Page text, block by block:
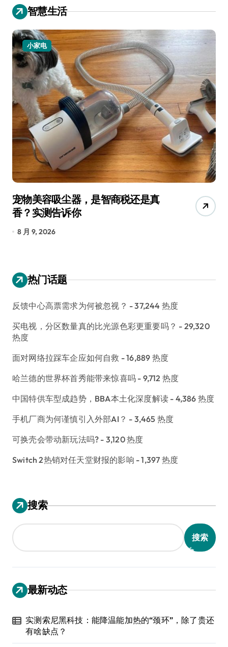
智慧生活
小家电
宠物美容吸尘器，是智商税还是真
香？实测告诉你
8 月 9, 2026
热门话题
反馈中心高票需求为何被忽视？ - 37,244 热度
买电视，分区数量真的比光源色彩更重要吗？ - 29,320
热度
面对网络拉踩车企应如何自救 - 16,889 热度
哈兰德的世界杯首秀能带来惊喜吗 - 9,712 热度
中国特供车型成趋势，BBA本土化深度解读 - 4,386 热度
手机厂商为何谨慎引入外部AI？ - 3,465 热度
可换壳会带动新玩法吗? - 3,120 热度
Switch 2热销对任天堂财报的影响 - 1,397 热度
搜索
搜索
最新动态
实测索尼黑科技：能降温能加热的“颈环”，除了贵还
有啥缺点？